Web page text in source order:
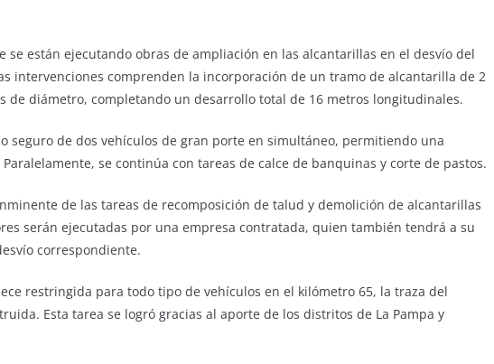
se están ejecutando obras de ampliación en las alcantarillas en el desvío del
intervenciones comprenden la incorporación de un tramo de alcantarilla de 2
de diámetro, completando un desarrollo total de 16 metros longitudinales.
seguro de dos vehículos de gran porte en simultáneo, permitiendo una
se continúa con tareas de calce de banquinas y corte de pastos.
de las tareas de recomposición de talud y demolición de alcantarillas
serán ejecutadas por una empresa contratada, quien también tendrá a su
correspondiente.
restringida para todo tipo de vehículos en el kilómetro 65, la traza del
Esta tarea se logró gracias al aporte de los distritos de La Pampa y